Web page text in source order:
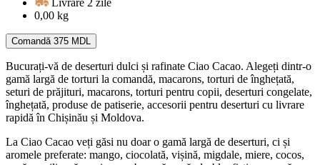
0,00 kg
Comandă 375 MDL
Bucurați-vă de deserturi dulci și rafinate Ciao Cacao. Alegeți dintr-o
gamă largă de torturi la comandă, macarons, torturi de înghețată,
seturi de prăjituri, macarons, torturi pentru copii, deserturi congelate,
înghețată, produse de patiserie, accesorii pentru deserturi cu livrare
rapidă în Chișinău și Moldova.
La Ciao Cacao veți găsi nu doar o gamă largă de deserturi, ci și
aromele preferate: mango, ciocolată, vișină, migdale, miere, cocos,